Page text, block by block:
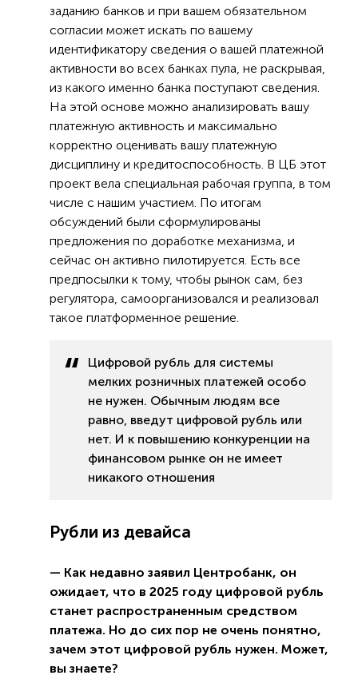
заданию банков и при вашем обязательном
согласии может искать по вашему
идентификатору сведения о вашей платежной
активности во всех банках пула, не раскрывая,
из какого именно банка поступают сведения.
На этой основе можно анализировать вашу
платежную активность и максимально
корректно оценивать вашу платежную
дисциплину и кредитоспособность. В ЦБ этот
проект вела специальная рабочая группа, в том
числе с нашим участием. По итогам
обсуждений были сформулированы
предложения по доработке механизма, и
сейчас он активно пилотируется. Есть все
предпосылки к тому, чтобы рынок сам, без
регулятора, самоорганизовался и реализовал
такое платформенное решение.
Цифровой рубль для системы
мелких розничных платежей особо
не нужен. Обычным людям все
равно, введут цифровой рубль или
нет. И к повышению конкуренции на
финансовом рынке он не имеет
никакого отношения
Рубли из девайса
— Как недавно заявил Центробанк, он
ожидает, что в 2025 году цифровой рубль
станет распространенным средством
платежа. Но до сих пор не очень понятно,
зачем этот цифровой рубль нужен. Может,
вы знаете?